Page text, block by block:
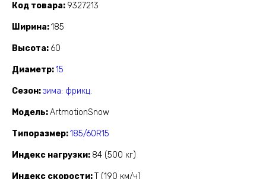
Код товара 9327213
Ширина 185
Высота 60
Диаметр 15
Сезон зима: фрикц.
Модель ArtmotionSnow
Типоразмер 185/60R15
Индекс нагрузки 84 (500 кг)
Индекс скорости T (190 км/ч)